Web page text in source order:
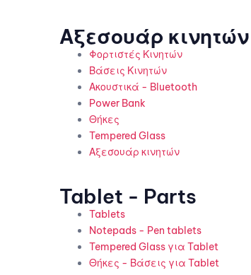
Αξεσουάρ κινητών
Φορτιστές Κινητών
Βάσεις Κινητών
Ακουστικά - Bluetooth
Power Bank
Θήκες
Tempered Glass
Αξεσουάρ κινητών
Tablet - Parts
Tablets
Notepads - Pen tablets
Tempered Glass για Tablet
Θήκες - Βάσεις για Tablet